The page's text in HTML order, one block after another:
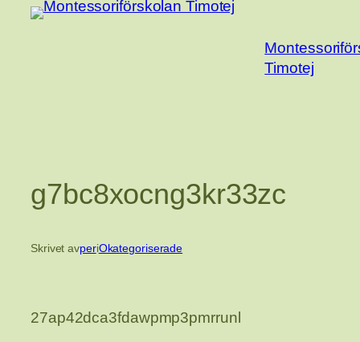
Hoppa
Timotej
g7bc8xocng3kr33zc
Skrivet avperiOkategoriserade
27ap42dca3fdawpmp3pmrrunl